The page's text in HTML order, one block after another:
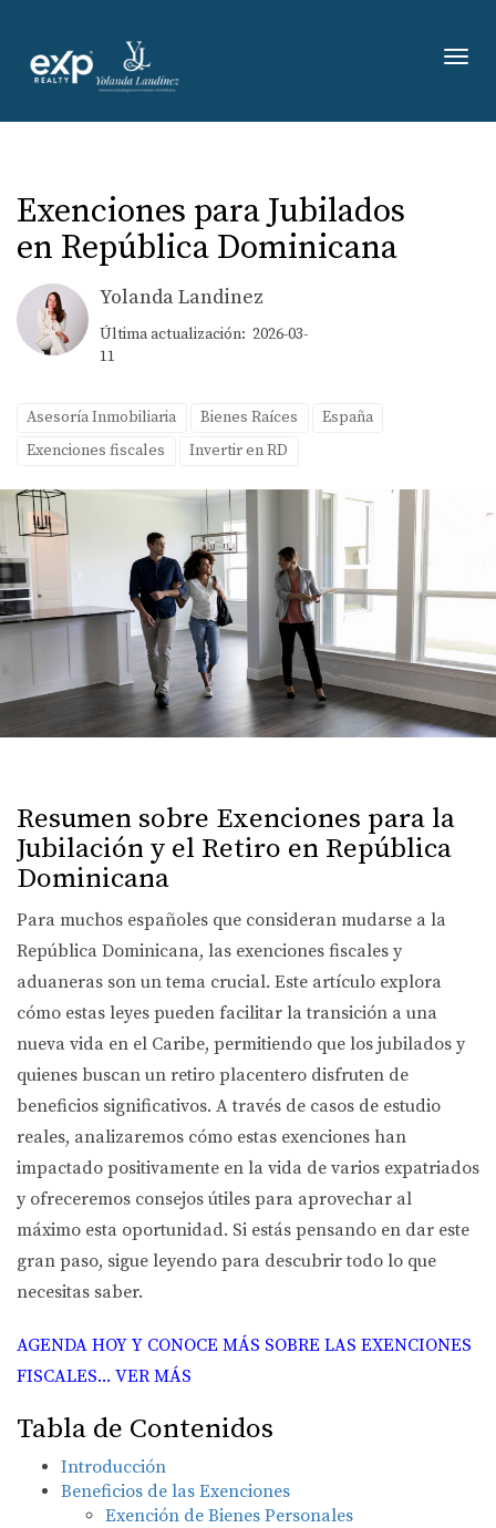
Exenciones para Jubilados
en República Dominicana
Yolanda Landinez
Última actualización: 2026-03-
11
Asesoría Inmobiliaria Bienes Raíces
España
Exenciones fiscales
Invertir en RD
Resumen sobre Exenciones para la
Jubilación y el Retiro en República
Dominicana
Para muchos españoles que consideran mudarse a la
República Dominicana, las exenciones fiscales y
aduaneras son un tema crucial. Este artículo explora
cómo estas leyes pueden facilitar la transición a una
nueva vida en el Caribe, permitiendo que los jubilados y
quienes buscan un retiro placentero disfruten de
beneficios significativos. A través de casos de estudio
reales, analizaremos cómo estas exenciones han
impactado positivamente en la vida de varios expatriados
y ofreceremos consejos útiles para aprovechar al
máximo esta oportunidad. Si estás pensando en dar este
gran paso, sigue leyendo para descubrir todo lo que
necesitas saber.
AGENDA HOY Y CONOCE MÁS SOBRE LAS EXENCIONES
FISCALES... VER MÁS
Tabla de Contenidos
Introducción
Beneficios de las Exenciones
Exención de Bienes Personales